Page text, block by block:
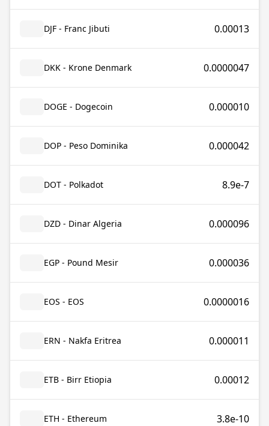
DJF - Franc Jibuti 0.00013
DKK - Krone Denmark 0.0000047
DOGE - Dogecoin 0.000010
DOP - Peso Dominika 0.000042
DOT - Polkadot 8.9e-7
DZD - Dinar Algeria 0.000096
EGP - Pound Mesir 0.000036
EOS - EOS 0.0000016
ERN - Nakfa Eritrea 0.000011
ETB - Birr Etiopia 0.00012
ETH - Ethereum 3.8e-10